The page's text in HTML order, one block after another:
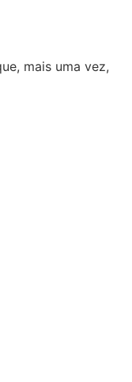
mais uma vez,